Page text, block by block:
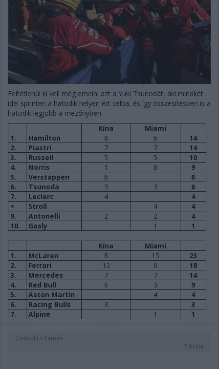
Feltétlenül ki kell még emelni azt a Yuki Tsunodát, aki mindkét
idei sprinten a hatodik helyen ért célba, és így összesítésben is a
hatodik legjobb a mezőnyben.
Kína
Miami
1.
Hamilton 8 6
14
2.
Piastri 7 7
14
3.
Russell 5 5
10
4.
Norris 1 8
9
5.
Verstappen 6
6
6.
Tsunoda 3 3
6
7.
Leclerc 4
4
=
Stroll 4
4
9.
Antonelli 2 2
4
10.
Gasly 1 1
Kína
Miami
1.
McLaren 8 15
23
2.
Ferrari 12 6
18
3.
Mercedes 7 7
14
4.
Red Bull 6 3
9
5.
Aston Martin 4
4
6.
Racing Bulls 3
3
7.
Alpine 1 1
Gobodics Tamás
7 órája